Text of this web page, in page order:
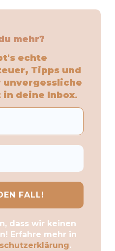
mehr?
echte
Tipps und
deine Inbox.
dass wir keinen
Erfahre mehr in
.